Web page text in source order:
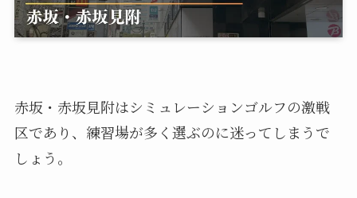
赤坂・赤坂見附はシミュレーションゴルフの激戦
区であり、練習場が多く選ぶのに迷ってしまうで
しょう。